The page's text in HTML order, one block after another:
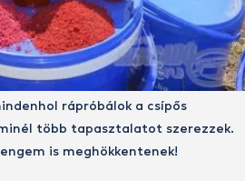
rápróbálok a csípős
több tapasztalatot szerezzek.
is meghökkentenek!